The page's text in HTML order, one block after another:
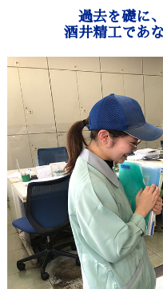
過去を礎に
酒井精工であ